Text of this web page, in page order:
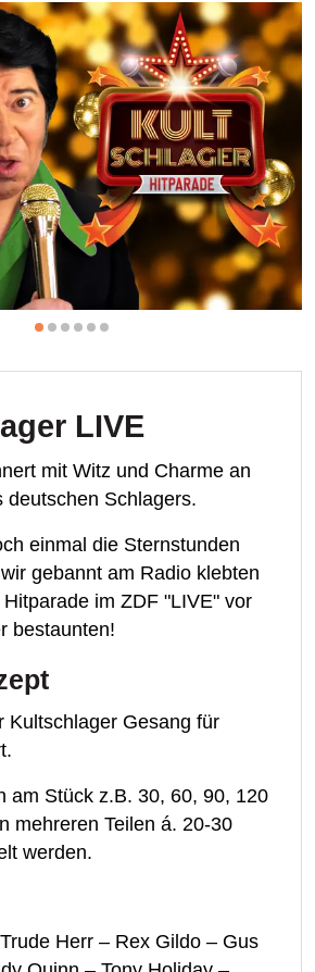
LIVE
mit Witz und Charme an
deutschen Schlagers.
einmal die Sternstunden
gebannt am Radio klebten
im ZDF "LIVE" vor
bestaunten!
Kultschlager Gesang für
am Stück z.B. 30, 60, 90, 120
mehreren Teilen á. 20-30
werden.
Herr – Rex Gildo – Gus